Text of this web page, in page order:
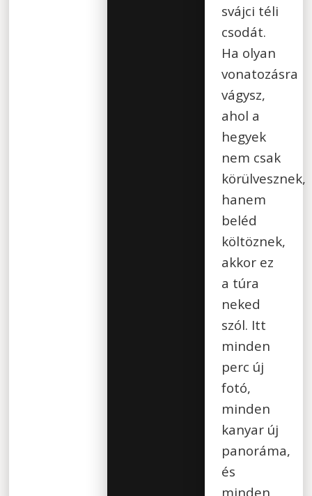
svájci téli
csodát.
Ha olyan
vonatozásra
vágysz,
ahol a
hegyek
nem csak
körülvesznek,
hanem
beléd
költöznek,
akkor ez
a túra
neked
szól. Itt
minden
perc új
fotó,
minden
kanyar új
panoráma,
és
minden